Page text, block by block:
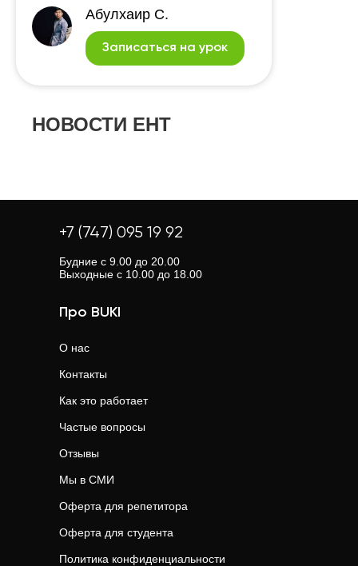
(неподходящие Вам) стороны.
Абулхаир С.
Записаться на урок
НОВОСТИ ЕНТ
+7 (747) 095 19 92
Будние с 9.00 до 20.00
Выходные с 10.00 до 18.00
Про BUKI
О нас
Контакты
Как это работает
Частые вопросы
Отзывы
Мы в СМИ
Оферта для репетитора
Оферта для студента
Политика конфиденциальности